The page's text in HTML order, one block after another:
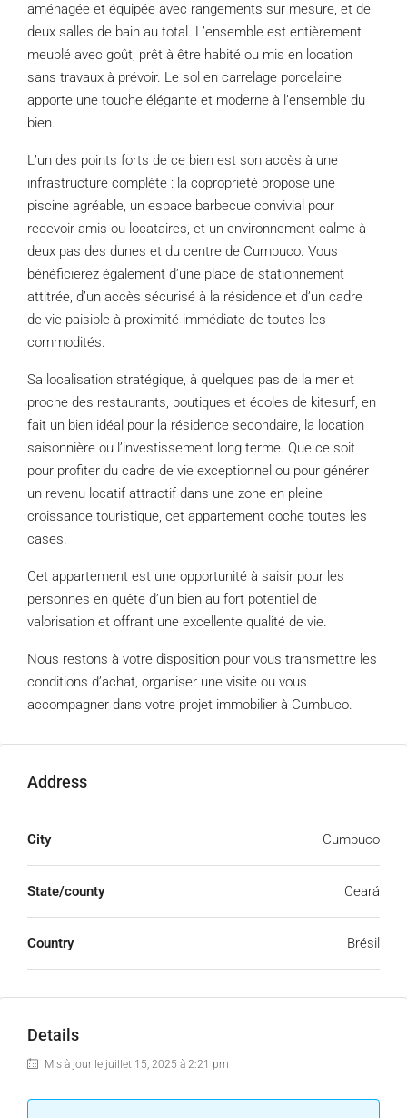
aménagée et équipée avec rangements sur mesure, et de
deux salles de bain au total. L’ensemble est entièrement
meublé avec goût, prêt à être habité ou mis en location
sans travaux à prévoir. Le sol en carrelage porcelaine
apporte une touche élégante et moderne à l’ensemble du
bien.
L’un des points forts de ce bien est son accès à une
infrastructure complète : la copropriété propose une
piscine agréable, un espace barbecue convivial pour
recevoir amis ou locataires, et un environnement calme à
deux pas des dunes et du centre de Cumbuco. Vous
bénéficierez également d’une place de stationnement
attitrée, d’un accès sécurisé à la résidence et d’un cadre
de vie paisible à proximité immédiate de toutes les
commodités.
Sa localisation stratégique, à quelques pas de la mer et
proche des restaurants, boutiques et écoles de kitesurf, en
fait un bien idéal pour la résidence secondaire, la location
saisonnière ou l’investissement long terme. Que ce soit
pour profiter du cadre de vie exceptionnel ou pour générer
un revenu locatif attractif dans une zone en pleine
croissance touristique, cet appartement coche toutes les
cases.
Cet appartement est une opportunité à saisir pour les
personnes en quête d’un bien au fort potentiel de
valorisation et offrant une excellente qualité de vie.
Nous restons à votre disposition pour vous transmettre les
conditions d’achat, organiser une visite ou vous
accompagner dans votre projet immobilier à Cumbuco.
Address
City Cumbuco
State/county Ceará
Country Brésil
Details
Mis à jour le juillet 15, 2025 à 2:21 pm